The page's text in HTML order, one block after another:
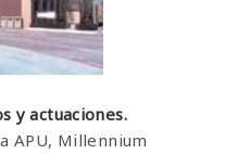
y actuaciones.
APU, Millennium